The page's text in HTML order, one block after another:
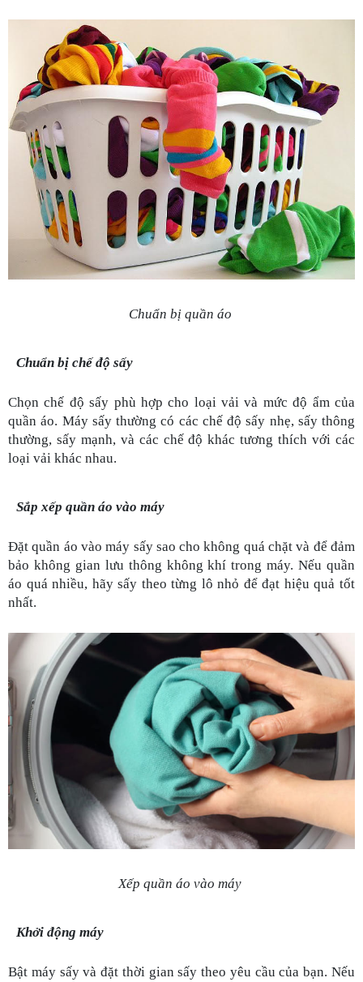
Chuẩn bị quần áo
Chuẩn bị chế độ sấy
Chọn chế độ sấy phù hợp cho loại vải và mức độ ẩm của
quần áo. Máy sấy thường có các chế độ sấy nhẹ, sấy thông
thường, sấy mạnh, và các chế độ khác tương thích với các
loại vải khác nhau.
Sắp xếp quần áo vào máy
Đặt quần áo vào máy sấy sao cho không quá chặt và để đảm
bảo không gian lưu thông không khí trong máy. Nếu quần
áo quá nhiều, hãy sấy theo từng lô nhỏ để đạt hiệu quả tốt
nhất.
Xếp quần áo vào máy
Khởi động máy
Bật máy sấy và đặt thời gian sấy theo yêu cầu của bạn. Nếu